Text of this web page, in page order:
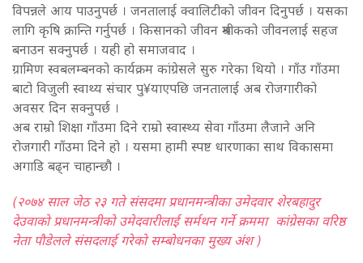
विपन्नले आय पाउनुपर्छ । जनतालाई क्वालिटीको जीवन दिनुपर्छ । यसका
लागि कृषि क्रान्ति गर्नुपर्छ । किसानको जीवन श्रमीकको जीवनलाई सहज
बनाउन सक्नुपर्छ । यही हो समाजवाद ।
ग्रामिण स्वबलम्बनको कार्यक्रम कांग्रेसले सुरु गरेका थियो । गाँउ गाँउमा
बाटो विजुली स्वाथ्य संचार पु¥याएपछि जनतालाई अब रोजगारीको
अवसर दिन सक्नुपर्छ ।
अब राम्रो शिक्षा गाँउमा दिने राम्रो स्वास्थ्य सेवा गाँउमा लैजाने अनि
रोजगारी गाँउमा दिने हो । यसमा हामी स्पष्ट धारणाका साथ विकासमा
अगाडि बढ्न चाहान्छौ ।
(२०७४ साल जेठ २३ गते संसदमा प्रधानमन्त्रीका उमेदवार शेरबहादुर
देउवाको प्रधानमन्त्रीको उमेदवारीलाई सर्मथन गर्ने क्रममा कांग्रेसका वरिष्ठ
नेता पाैडेलले संसदलाई गरेको सम्बोधनका मुख्य अंश )